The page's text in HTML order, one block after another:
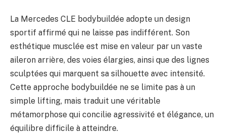
La Mercedes CLE bodybuildée adopte un design
sportif affirmé qui ne laisse pas indifférent. Son
esthétique musclée est mise en valeur par un vaste
aileron arrière, des voies élargies, ainsi que des lignes
sculptées qui marquent sa silhouette avec intensité.
Cette approche bodybuildée ne se limite pas à un
simple lifting, mais traduit une véritable
métamorphose qui concilie agressivité et élégance, un
équilibre difficile à atteindre.